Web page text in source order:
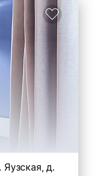
Яузская, д.